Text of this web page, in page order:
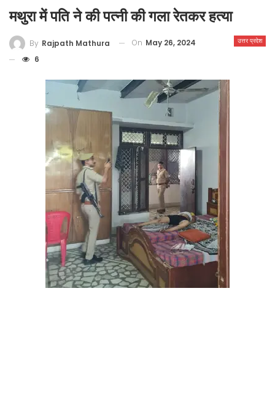
मथुरा में पति ने की पत्नी की गला रेतकर हत्या
उत्तर प्रदेश
By Rajpath Mathura On May 26, 2024
6